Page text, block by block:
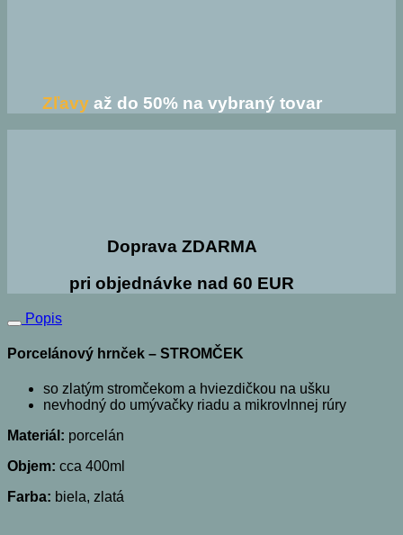
Zľavyaž do 50% na vybraný tovar
Doprava ZDARMA
pri objednávke nad 60 EUR
Popis
Porcelánový hrnček – STROMČEK
so zlatým stromčekom a hviezdičkou na ušku
nevhodný do umývačky riadu a mikrovlnnej rúry
Materiál: porcelán
Objem: cca 400ml
Farba: biela, zlatá